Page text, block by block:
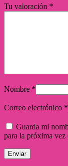
Tu valoración *
Nombre *
Correo electrónico *
Guarda mi
para la próxima vez